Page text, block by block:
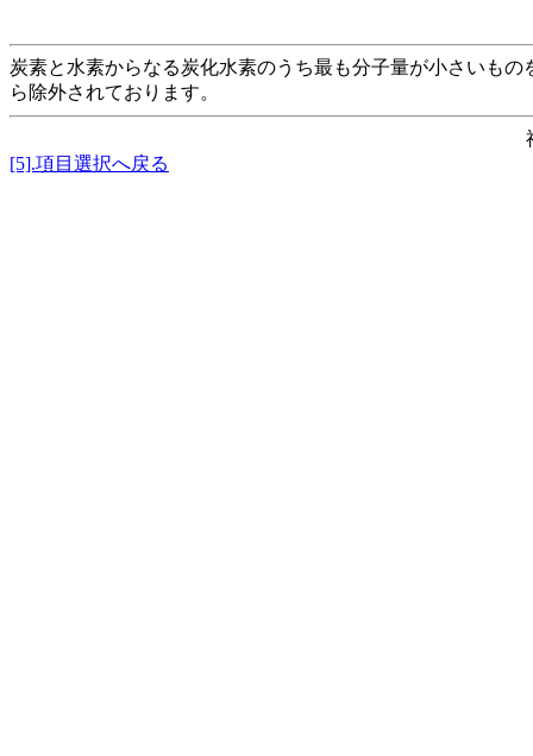
炭素と水素からなる炭化水素のうち最も分子量が小さいも
ら除外されております。
[5].項目選択へ戻る